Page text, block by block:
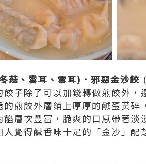
菇、雲耳、雪耳)．邪惡金沙餃
餃子除了可以加錢轉做煎餃外
的煎餃外層鋪上厚厚的鹹蛋黃碎
餡層次豐富，脆爽的口感帶著淡
人覺得鹹香味十足的「金沙」